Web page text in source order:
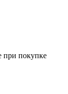
при покупке